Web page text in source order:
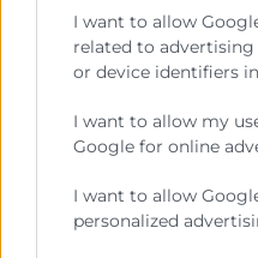
I want to allow
related to
or device identifiers
I want to allow my
Google for online
I want to allow
personalized